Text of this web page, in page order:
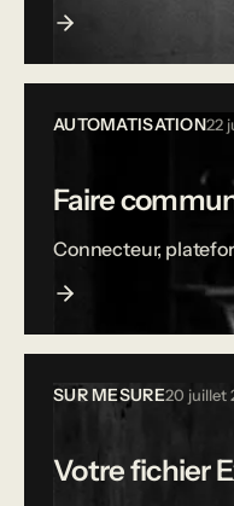
AUTOMATISATION22
Faire
Connecteur,
SUR MESURE20 juillet
Votre fichier